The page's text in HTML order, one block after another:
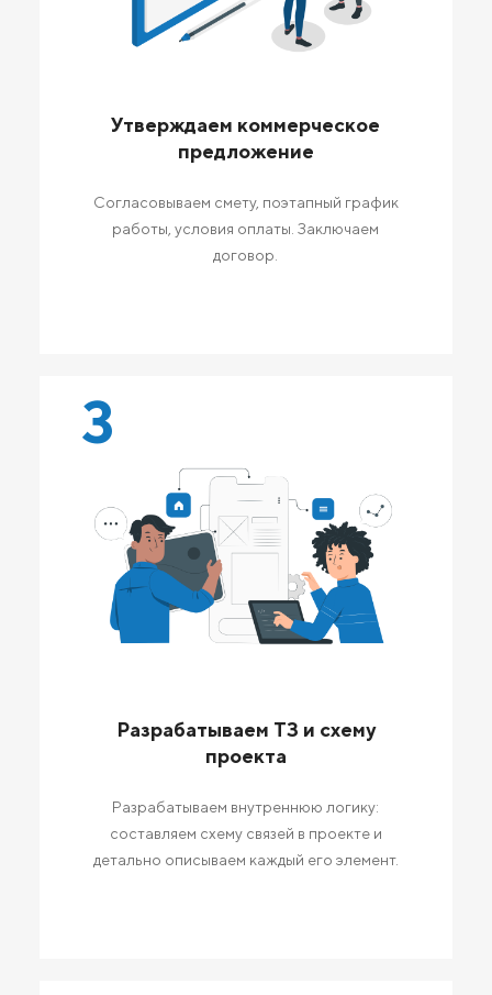
Утверждаем коммерческое
предложение
Согласовываем смету, поэтапный график
работы, условия оплаты. Заключаем
договор.
3
Разрабатываем ТЗ и схему
проекта
Разрабатываем внутреннюю логику:
составляем схему связей в проекте и
детально описываем каждый его элемент.